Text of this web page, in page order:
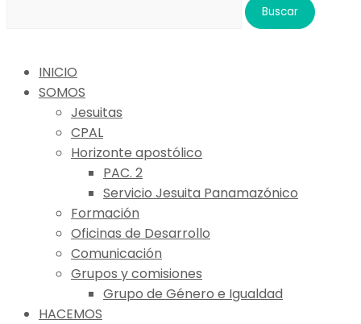
INICIO
SOMOS
Jesuitas
CPAL
Horizonte apostólico
PAC. 2
Servicio Jesuita Panamazónico
Formación
Oficinas de Desarrollo
Comunicación
Grupos y comisiones
Grupo de Género e Igualdad
HACEMOS